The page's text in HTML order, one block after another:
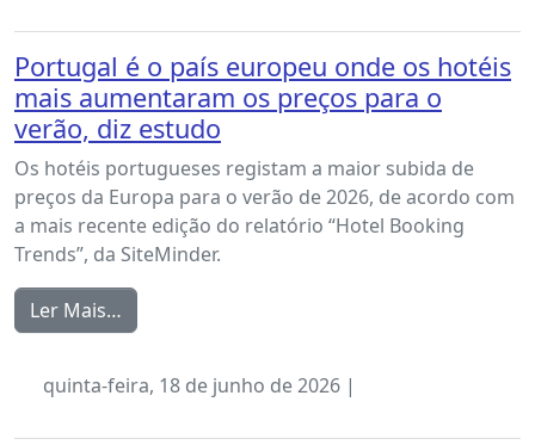
Portugal é o país europeu onde os hotéis
mais aumentaram os preços para o
verão, diz estudo
Os hotéis portugueses registam a maior subida de
preços da Europa para o verão de 2026, de acordo com
a mais recente edição do relatório “Hotel Booking
Trends”, da SiteMinder.
Ler Mais…
quinta-feira, 18 de junho de 2026 |